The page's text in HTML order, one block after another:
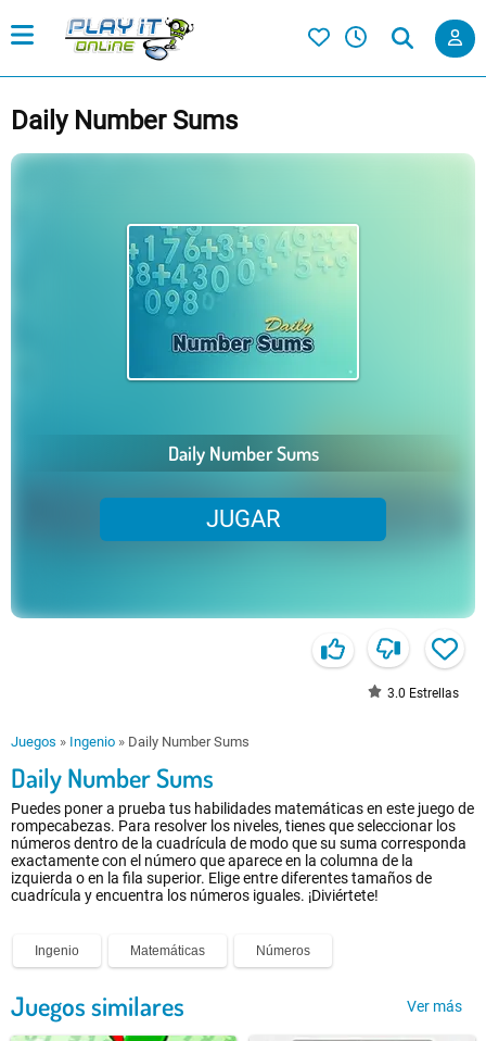
Daily Number Sums
Daily Number Sums
JUGAR
3.0 Estrellas
Juegos » Ingenio » Daily Number Sums
Daily Number Sums
Puedes poner a prueba tus habilidades matemáticas en este juego de
rompecabezas. Para resolver los niveles, tienes que seleccionar los
números dentro de la cuadrícula de modo que su suma corresponda
exactamente con el número que aparece en la columna de la
izquierda o en la fila superior. Elige entre diferentes tamaños de
cuadrícula y encuentra los números iguales. ¡Diviértete!
Ingenio Matemáticas Números
Juegos similares Ver más